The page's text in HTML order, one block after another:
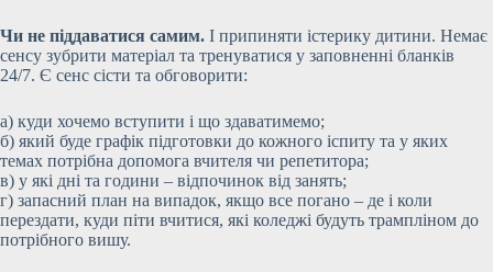
Чи не піддаватися самим. І припиняти істерику дитини. Немає
сенсу зубрити матеріал та тренуватися у заповненні бланків
24/7. Є сенс сісти та обговорити:
а) куди хочемо вступити і що здаватимемо;
б) який буде графік підготовки до кожного іспиту та у яких
темах потрібна допомога вчителя чи репетитора;
в) у які дні та години – відпочинок від занять;
г) запасний план на випадок, якщо все погано – де і коли
перездати, куди піти вчитися, які коледжі будуть трампліном до
потрібного вишу.